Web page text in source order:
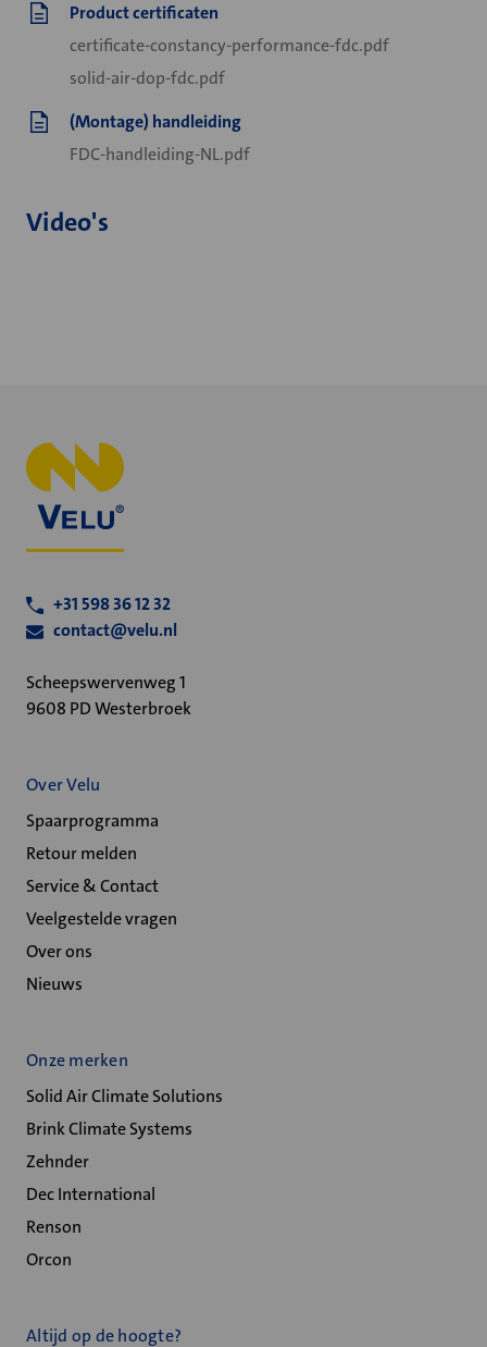
Product certificaten
certificate-constancy-performance-fdc.pdf
solid-air-dop-fdc.pdf
(Montage) handleiding
FDC-handleiding-NL.pdf
Video's
+31 598 36 12 32
contact@velu.nl
Scheepswervenweg 1
9608 PD Westerbroek
Over Velu
Spaarprogramma
Retour melden
Service & Contact
Veelgestelde vragen
Over ons
Nieuws
Onze merken
Solid Air Climate Solutions
Brink Climate Systems
Zehnder
Dec International
Renson
Orcon
Altijd op de hoogte?